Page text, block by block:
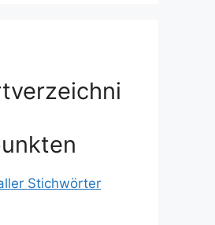
Stichwörter